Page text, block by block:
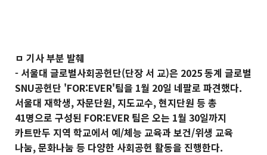
ㅁ 기사 부분 발췌
- 서울대 글로벌사회공헌단(단장 서 교)은 2025 동계 글로벌
SNU공헌단 'FOR:EVER'팀을 1월 20일 네팔로 파견했다.
서울대 재학생, 자문단원, 지도교수, 현지단원 등 총
41명으로 구성된 FOR:EVER 팀은 오는 1월 30일까지
카트만두 지역 학교에서 예/체능 교육과 보건/위생 교육
나눔, 문화나눔 등 다양한 사회공헌 활동을 진행한다.